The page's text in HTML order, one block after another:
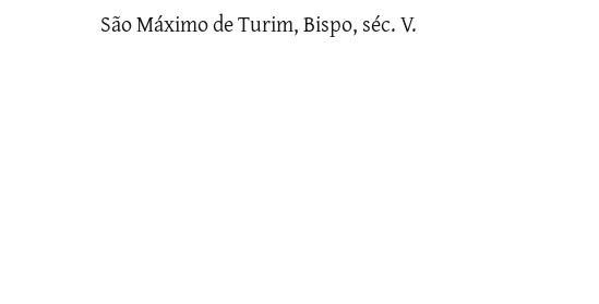
São Máximo de Turim, Bispo, séc. V.